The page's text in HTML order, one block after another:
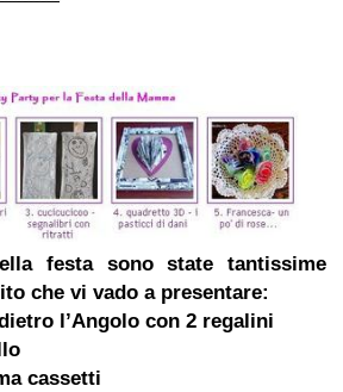
festa sono state tantissime
che vi vado a presentare:
l’Angolo con 2 regalini
cassetti